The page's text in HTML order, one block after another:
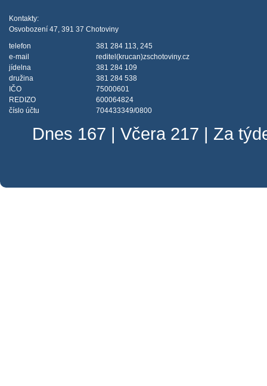
Kontakty:
Osvobození 47, 391 37 Chotoviny
telefon
381 284 113, 245
e-mail
reditel(krucan)zschotoviny.cz
jídelna
381 284 109
družina
381 284 538
IČO
75000601
REDIZO
600064824
číslo účtu
704433349/0800
Dnes 167 | Včera 217 | Za